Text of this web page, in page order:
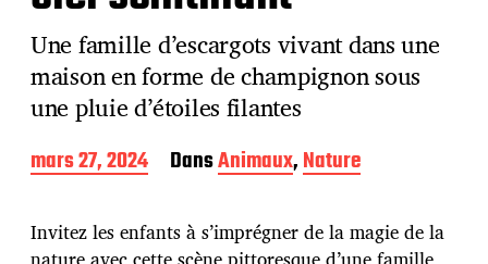
Une famille d’escargots vivant dans une
maison en forme de champignon sous
une pluie d’étoiles filantes
D
a
e
d
mars 27, 2024 DansAnimaux,Nature
Invitez les enfants à s’imprégner de la magie de la